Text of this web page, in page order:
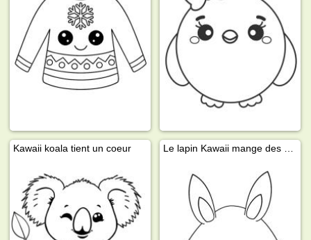
Kawaii koala tient un coeur